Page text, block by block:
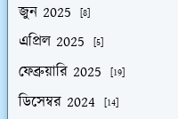
জুন 2025 [8]
এপ্রিল 2025 [5]
ফেব্রুয়ারি 2025 [19]
ডিসেম্বর 2024 [14]